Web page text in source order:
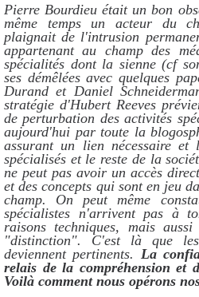
Pierre Bourdieu était un bon
même temps un acteur du
plaignait de l'intrusion
appartenant au champ des
spécialités dont la sienne (cf
ses démêlées avec quelques
Durand et Daniel
stratégie d'Hubert Reeves
de perturbation des activités
aujourd'hui par toute la
assurant un lien nécessaire et
spécialisés et le reste de la
ne peut pas avoir un accès
et des concepts qui sont en jeu
champ. On peut même
spécialistes n'arrivent pas à
raisons techniques, mais
"distinction". C'est là que
deviennent pertinents. La
relais de la compréhension et
Voilà comment nous opérons